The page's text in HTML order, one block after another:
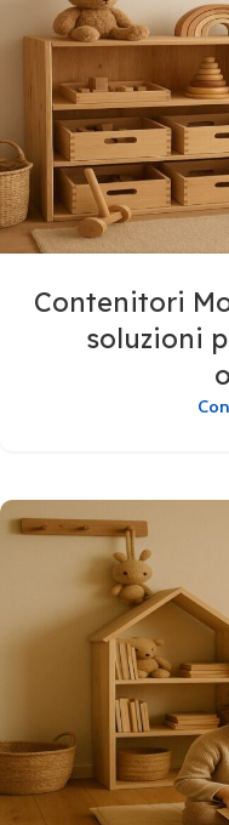
Contenitori
soluzioni